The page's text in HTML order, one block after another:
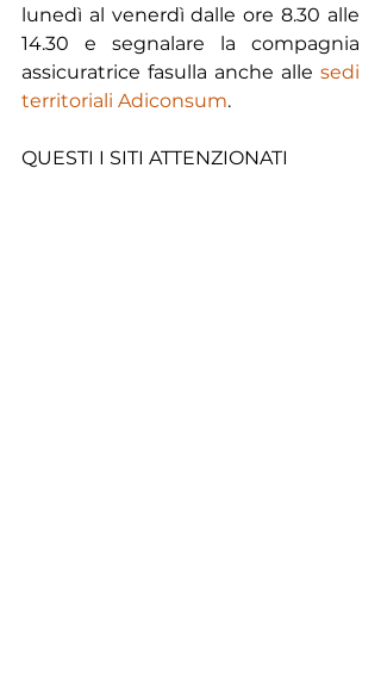
lunedì al venerdì dalle ore 8.30 alle
14.30 e segnalare la compagnia
assicuratrice fasulla anche alle sedi
territoriali Adiconsum.
QUESTI I SITI ATTENZIONATI